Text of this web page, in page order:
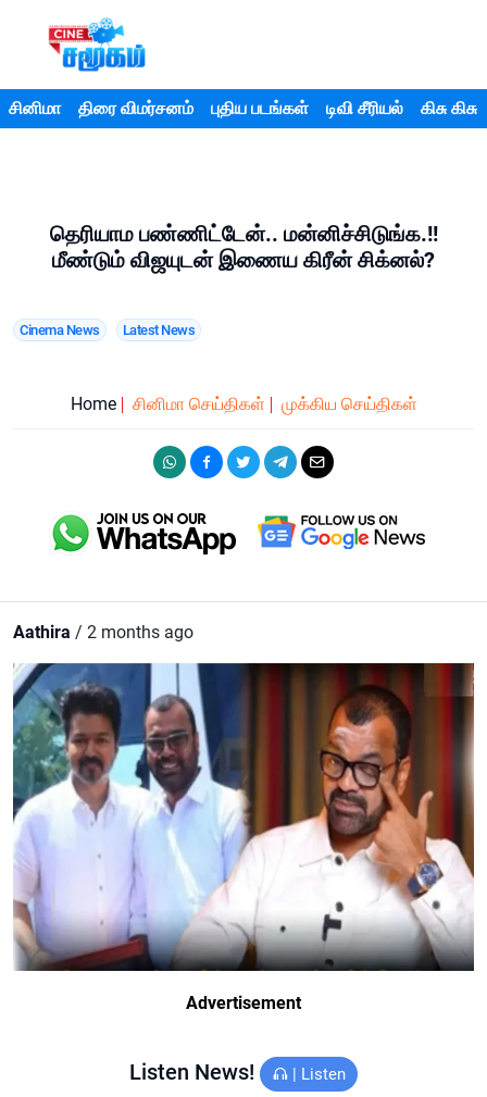
சினிமா திரை விமர்சனம் புதிய படங்கள் டிவி சீரியல் கிசு கிசு
தெரியாம பண்ணிட்டேன்.. மன்னிச்சிடுங்க.!!
மீண்டும் விஜயுடன் இணைய கிரீன் சிக்னல்?
Cinema News Latest News
Home சினிமா செய்திகள் முக்கிய செய்திகள்
Aathira / 2 months ago
Advertisement
Listen News! | Listen